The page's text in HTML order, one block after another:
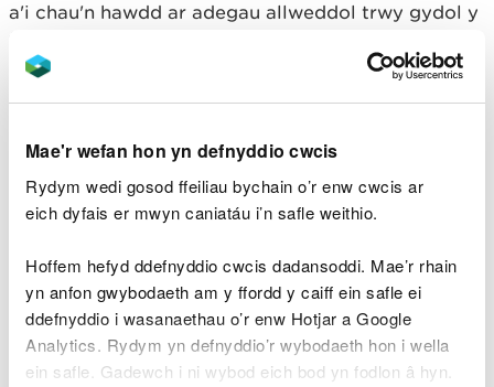
Mae'r wefan hon yn defnyddio cwcis
Rydym wedi gosod ffeiliau bychain o’r enw cwcis ar
eich dyfais er mwyn caniatáu i’n safle weithio.
Hoffem hefyd ddefnyddio cwcis dadansoddi. Mae’r rhain
yn anfon gwybodaeth am y ffordd y caiff ein safle ei
ddefnyddio i wasanaethau o’r enw Hotjar a Google
Analytics. Rydym yn defnyddio’r wybodaeth hon i wella
ein safle. Gadewch i ni wybod eich bod yn fodlon â hyn.
a'i chau'n hawdd ar adegau allweddol trwy gydol y
Dywedodd Gethin Morris, Uwch-swyddog Adfer
“Mae'n wych gweld bod pysgod eisoes yn
canfod eu ffordd drwy'r hollt, gan ddangos
y manteision uniongyrchol o wneud y
“ Mae cysylltedd afonydd a gwella
mynediad trwy adeileddau fel Cored Caer
yn hanfodol ar gyfer mudo pysgod i fyny'r
afon ac i lawr yr afon a bydd yn cael
effaith uniongyrchol ar lwyddiant silio.